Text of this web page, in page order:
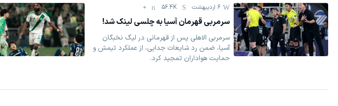
6 اردیبهشت 56.4K
0
سرمربی قهرمان آسیا به چلسی لینک شد!
سرمربی الاهلی پس از قهرمانی در لیگ نخبگان
آسیا، ضمن رد شایعات جدایی، از عملکرد تیمش و
حمایت هواداران تمجید کرد.